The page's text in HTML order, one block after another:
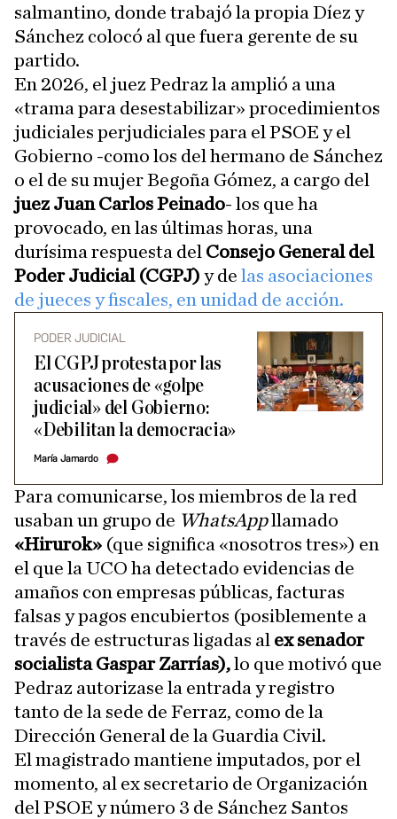
salmantino, donde trabajó la propia Díez y
Sánchez colocó al que fuera gerente de su
partido.
En 2026, el juez Pedraz la amplió a una
«trama para desestabilizar» procedimientos
judiciales perjudiciales para el PSOE y el
Gobierno -como los del hermano de Sánchez
o el de su mujer Begoña Gómez, a cargo del
juez Juan Carlos Peinado- los que ha
provocado, en las últimas horas, una
durísima respuesta del Consejo General del
Poder Judicial (CGPJ) y de las asociaciones
de jueces y fiscales, en unidad de acción.
PODER JUDICIAL
El CGPJ protesta por las
acusaciones de «golpe
judicial» del Gobierno:
«Debilitan la democracia»
María Jamardo
Para comunicarse, los miembros de la red
usaban un grupo de WhatsAppllamado
«Hirurok» (que significa «nosotros tres») en
el que la UCO ha detectado evidencias de
amaños con empresas públicas, facturas
falsas y pagos encubiertos (posiblemente a
través de estructuras ligadas al ex senador
socialista Gaspar Zarrías),lo que motivó que
Pedraz autorizase la entrada y registro
tanto de la sede de Ferraz, como de la
Dirección General de la Guardia Civil.
El magistrado mantiene imputados, por el
momento, al ex secretario de Organización
del PSOE y número 3 de Sánchez Santos